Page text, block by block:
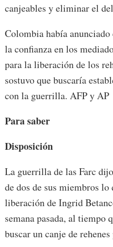
canjeables y eliminar el
Colombia había
la confianza en los
para la liberación de los
sostuvo que buscaría
con la guerrilla. AFP y AP
Para saber
Disposición
La guerrilla de las Farc
de dos de sus miembros
liberación de Ingrid
semana pasada, al tiempo
buscar un canje de